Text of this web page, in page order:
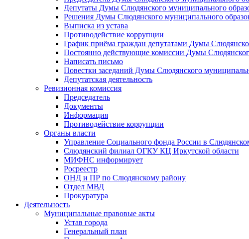
Депутаты Думы Слюдянского муниципального
Решения Думы Слюдянского муниципального
Выписка из устава
Противодействие коррупции
График приёма граждан депутатами Думы
Постоянно действующие комиссии Думы
Написать письмо
Повестки заседаний Думы Слюдянского
Депутатская деятельность
Ревизионная комиссия
Председатель
Документы
Информация
Противодействие коррупции
Органы власти
Управление Социального фонда России в
Слюдянский филиал ОГКУ КЦ Иркутской области
МИФНС информирует
Росреестр
ОНД и ПР по Слюдянскому району
Отдел МВД
Прокуратура
Деятельность
Муниципальные правовые акты
Устав города
Генеральный план